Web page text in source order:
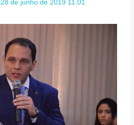
28 de junho de 2019 11:01